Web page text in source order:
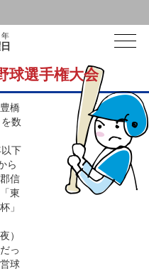
年
球選手権大会
橋
数
下
ら
信
東
」
）
っ
球